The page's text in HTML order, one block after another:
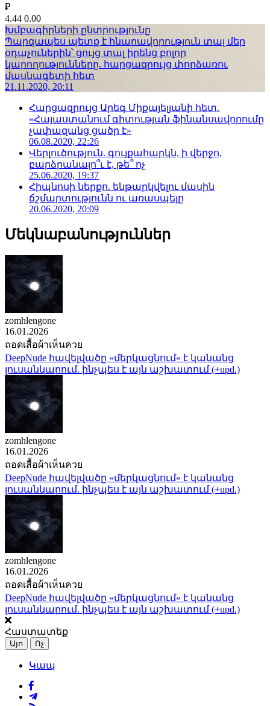
₽
4.44 0.00
Խմբագիրների ընտրությունը
Պարզապես պետք է հնարավորություն տալ մեր
օդաչուներին՝ ցույց տալ իրենց բոլոր
կարողությունները. հարցազրույց փորձառու
մասնագետի հետ
21.11.2020, 20:11
Հարցազրույց Արեգ Միքայելյանի հետ.
«Հայաստանում գիտության ֆինանսավորումը
չափազանց ցածր է»
06.08.2020, 22:26
Վերլուծություն. գույքահարկն, ի վերջո,
բարձրանալո՞ւ է, թե՞ ոչ
25.06.2020, 19:37
Հիպնոսի ներքո. ենթարկվելու մասին
ճշմարտությունն ու առասպելը
20.06.2020, 20:09
Մեկնաբանություններ
zomhlengone
16.01.2026
ถอดเสื้อผ้าเห็นควย
DeepNude հավելվածը «մերկացնում» է կանանց
լուսանկարում. ինչպես է այն աշխատում (+upd.)
zomhlengone
16.01.2026
ถอดเสื้อผ้าเห็นควย
DeepNude հավելվածը «մերկացնում» է կանանց
լուսանկարում. ինչպես է այն աշխատում (+upd.)
zomhlengone
16.01.2026
ถอดเสื้อผ้าเห็นควย
DeepNude հավելվածը «մերկացնում» է կանանց
լուսանկարում. ինչպես է այն աշխատում (+upd.)
Հաստատեք
Այո Ոչ
Կապ